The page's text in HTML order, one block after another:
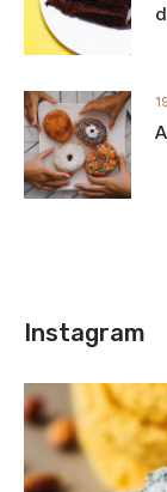
Instagram